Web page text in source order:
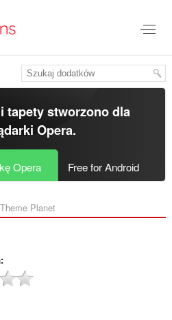
tapety stworzono dla
Opera.
Opera Free for Android
Planet‎